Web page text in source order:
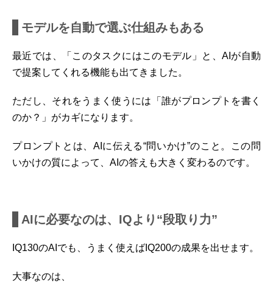
モデルを自動で選ぶ仕組みもある
最近では、「このタスクにはこのモデル」と、AIが自動
で提案してくれる機能も出てきました。
ただし、それをうまく使うには「誰がプロンプトを書く
のか？」がカギになります。
プロンプトとは、AIに伝える“問いかけ”のこと。この問
いかけの質によって、AIの答えも大きく変わるのです。
AIに必要なのは、IQより“段取り力”
IQ130のAIでも、うまく使えばIQ200の成果を出せます。
大事なのは、